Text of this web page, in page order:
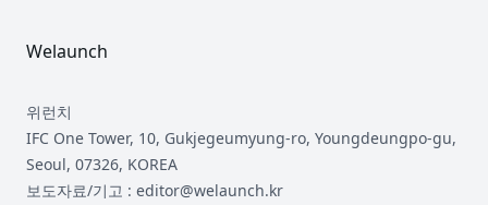
Welaunch
위런치
IFC One Tower, 10, Gukjegeumyung-ro, Youngdeungpo-gu,
Seoul, 07326, KOREA
보도자료/기고 : editor@welaunch.kr